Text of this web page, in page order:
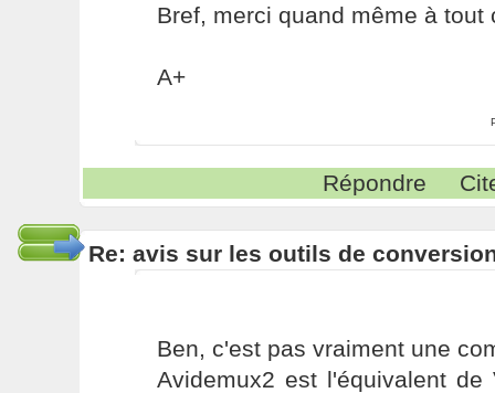
Bref, merci quand même à tout
A+
Répondre
Re: avis sur les outils de
Ben, c'est pas vraiment une
Avidemux2 est l'équivalent de